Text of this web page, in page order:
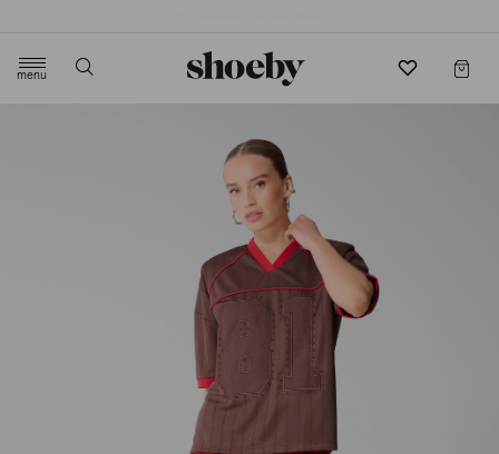
menu